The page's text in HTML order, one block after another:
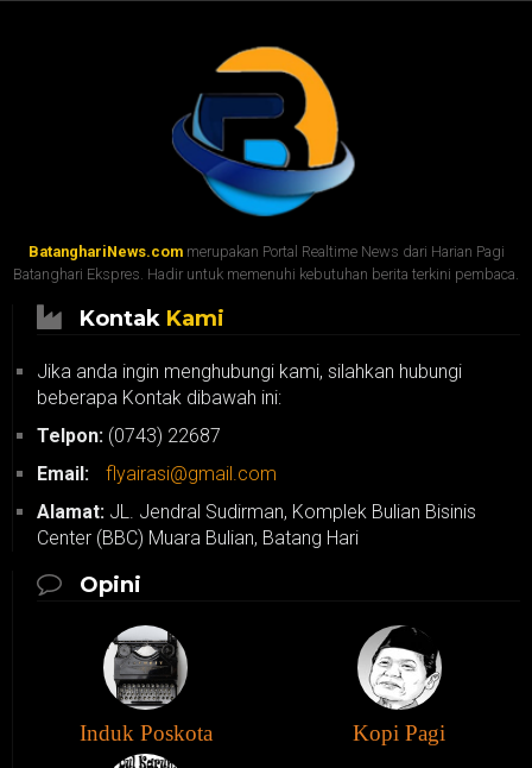
BatanghariNews.commerupakan Portal Realtime News dari Harian Pagi
Batanghari Ekspres. Hadir untuk memenuhi kebutuhan berita terkini pembaca.
Kontak Kami
Jika anda ingin menghubungi kami, silahkan hubungi
beberapa Kontak dibawah ini:
Telpon: (0743) 22687
Email:
flyairasi@gmail.com
Alamat: JL. Jendral Sudirman, Komplek Bulian Bisinis
Center (BBC) Muara Bulian, Batang Hari
Opini
Induk Poskota Kopi Pagi